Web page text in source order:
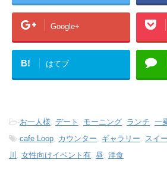
Google+
B! はてブ
-お一人様 デート モーニング ランチ 一
-cafe Loop カウンター ギャラリー スイ
川
女性向けイベント有 昼 洋食